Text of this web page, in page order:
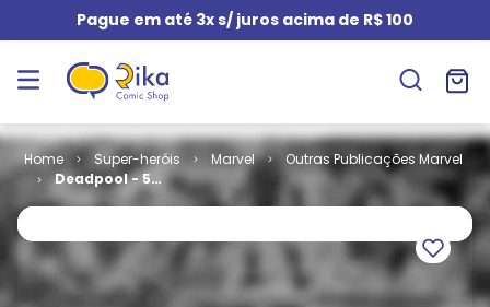
Pague em até 3x s/ juros acima de R$ 100
Super-heróis Marvel
Outras Publicações Marvel
Deadpool - 5ª
Série # 05